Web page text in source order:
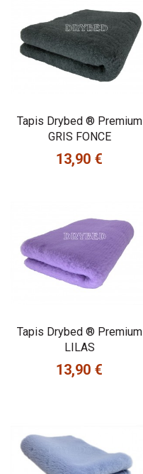
Tapis Drybed ® Premium
GRIS FONCE
Prix
13,90 €
Tapis Drybed ® Premium
LILAS
Prix
13,90 €